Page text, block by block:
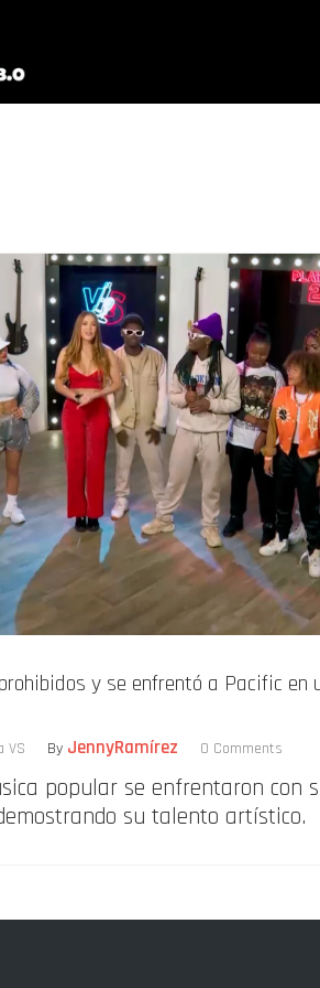
y se enfrentó a Pacific en
VS By JennyRamírez 0 Comments
popular se enfrentaron con
su talento artístico.